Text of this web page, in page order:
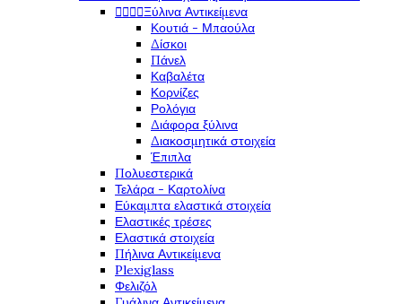
Ξύλινα Αντικείμενα
Κουτιά - Μπαούλα
Δίσκοι
Πάνελ
Καβαλέτα
Κορνίζες
Ρολόγια
Διάφορα ξύλινα
Διακοσμητικά στοιχεία
Έπιπλα
Πολυεστερικά
Τελάρα - Καρτολίνα
Εύκαμπτα ελαστικά στοιχεία
Ελαστικές τρέσες
Ελαστικά στοιχεία
Πήλινα Αντικείμενα
Plexiglass
Φελιζόλ